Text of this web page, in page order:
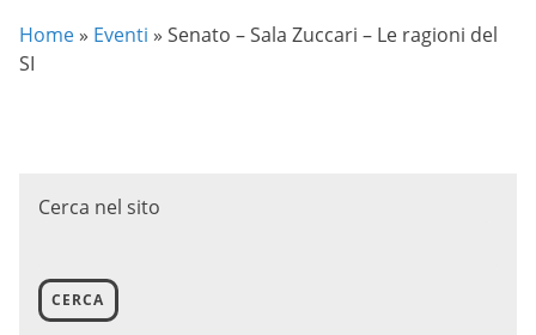
Home » Eventi » Senato – Sala Zuccari – Le ragioni del
SI
Cerca nel sito
CERCA